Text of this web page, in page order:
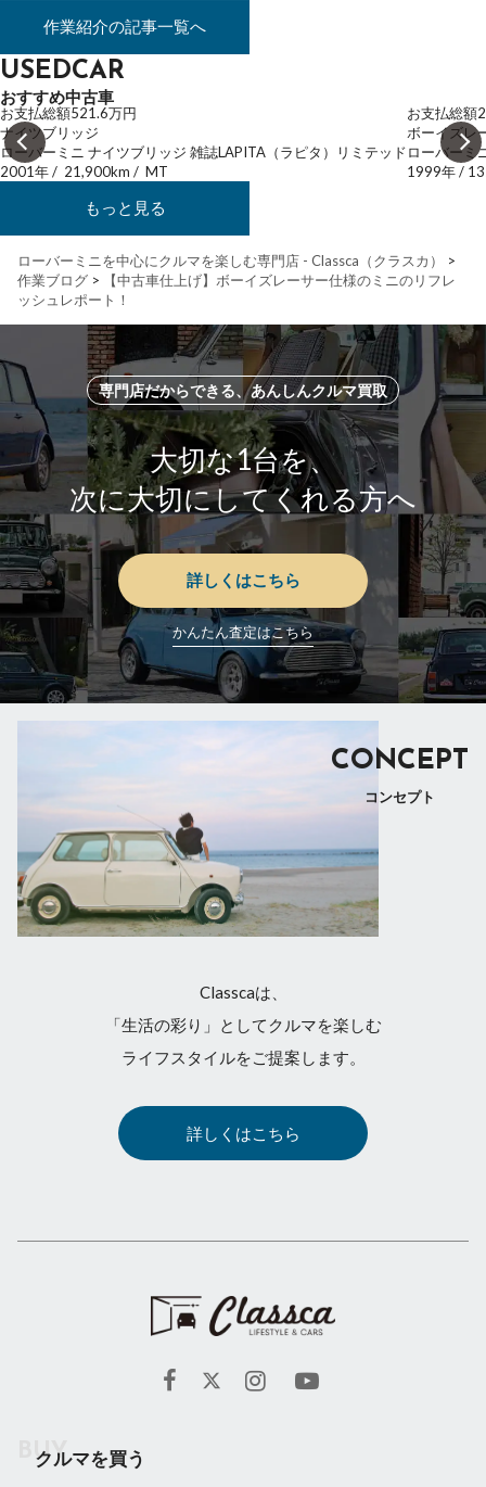
作業紹介の記事一覧へ
USEDCAR
おすすめ中古車
お支払総額521.6万円
ナイツブリッジ
ローバーミニ ナイツブリッジ 雑誌LAPITA（ラピタ）リミテッド
2001年/ 21,900km / MT
お支払総額
ボーイズレ
ローバーミ
1999年/
もっと見る
ローバーミニを中心にクルマを楽しむ専門店 - Classca（クラスカ）
>
作業ブログ >
【中古車仕上げ】ボーイズレーサー仕様のミニのリフレ
ッシュレポート！
専門店だからできる、あんしんクルマ買取
大切な1台を、
次に大切にしてくれる方へ
詳しくはこちら
かんたん査定はこちら
CONCEPT
コンセプト
Classcaは、
「生活の彩り」としてクルマを楽しむ
ライフスタイルをご提案します。
詳しくはこちら
クルマを買う